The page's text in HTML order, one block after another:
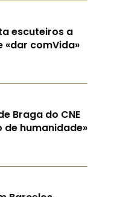
escuteiros a
«dar comVida»
Braga do CNE
humanidade»